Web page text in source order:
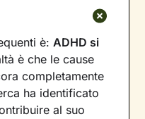
è:ADHD si
è che le cause
completamente
ha identificato
al suo